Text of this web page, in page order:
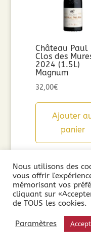
Château Paul
Clos des
2024 (1.5L)
Magnum
32,00€
Ajouter
panier
Nous utilisons des
vous offrir
mémorisant vos
cliquant sur
de TOUS les cookies.
Paramètres